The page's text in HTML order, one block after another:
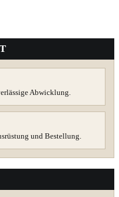
Abwicklung.
und Bestellung.